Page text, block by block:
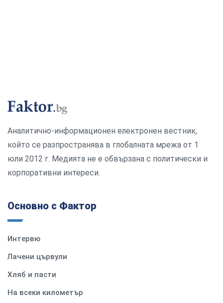
Аналитично-информационен електронен вестник,
който се разпространява в глобалната мрежа от 1
юли 2012 г. Медията не е обвързана с политически и
корпоративни интереси.
Основно с Фактор
Интервю
Лачени цървули
Хляб и пасти
На всеки километър